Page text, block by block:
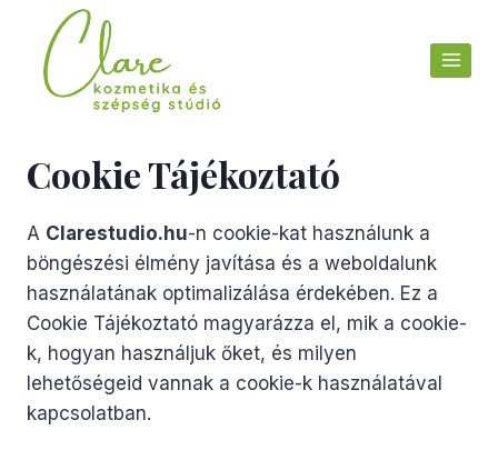
content
Cookie Tájékoztató
A Clarestudio.hu-n cookie-kat használunk a
böngészési élmény javítása és a weboldalunk
használatának optimalizálása érdekében. Ez a
Cookie Tájékoztató magyarázza el, mik a cookie-
k, hogyan használjuk őket, és milyen
lehetőségeid vannak a cookie-k használatával
kapcsolatban.